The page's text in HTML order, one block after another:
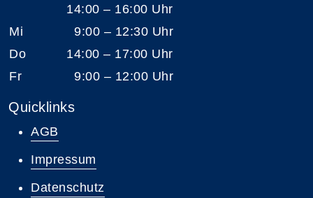
14:00 – 16:00 Uhr
Mi
9:00 – 12:30 Uhr
Do
14:00 – 17:00 Uhr
Fr
9:00 – 12:00 Uhr
Quicklinks
AGB
Impressum
Datenschutz